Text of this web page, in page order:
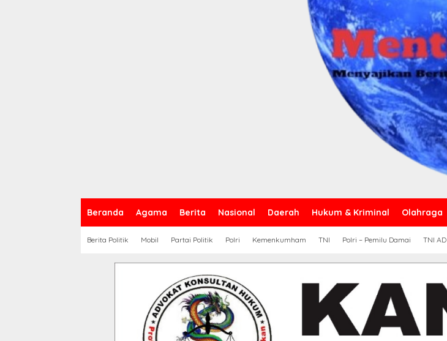
Beranda Agama Berita Nasional Daerah Hukum & Kriminal Olahraga
Berita Politik Mobil Partai Politik Polri Kemenkumham TNI Polri – Pemilu Damai TNI AD